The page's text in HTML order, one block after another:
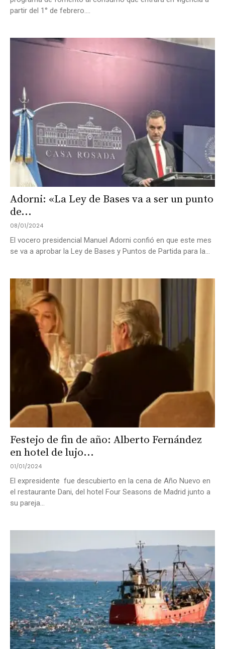
partir del 1° de febrero....
Adorni: «La Ley de Bases va a ser un punto
de...
08/01/2024
El vocero presidencial Manuel Adorni confió en que este mes
se va a aprobar la Ley de Bases y Puntos de Partida para la...
Festejo de fin de año: Alberto Fernández
en hotel de lujo...
01/01/2024
El expresidente fue descubierto en la cena de Año Nuevo en
el restaurante Dani, del hotel Four Seasons de Madrid junto a
su pareja...